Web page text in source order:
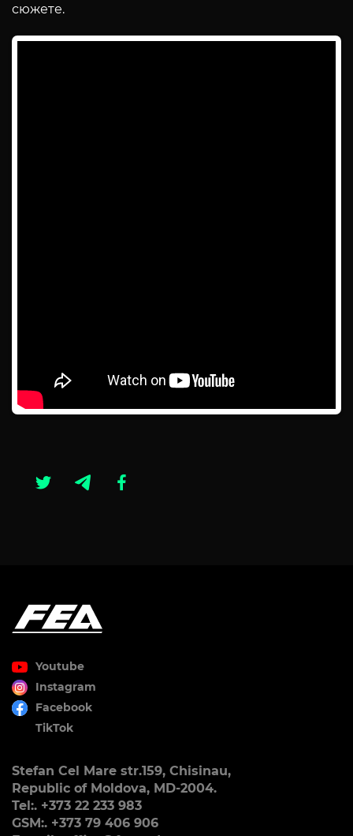
сюжете.
Youtube
Instagram
Facebook
TikTok
Stefan Cel Mare str.159, Chisinau,
Republic of Moldova, MD-2004.
Tel:. +373 22 233 983
GSM:. +373 79 406 906